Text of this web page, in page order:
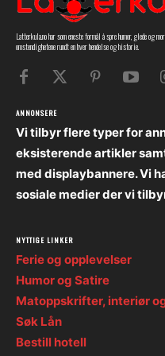
Latterkula.no har som eneste formål å spre humor, glede og
omstendighetene rundt en hver hendelse og historie.
ANNONSERE
Vi tilbyr flere typer for
eksisterende artikler
med displaybannere. Vi
sosiale medier der vi
NYTTIGE LINKER
Ferie og opplevelser
Humor og Satire
Matoppskrifter, interiør
Søk Lån
Bestill hotell